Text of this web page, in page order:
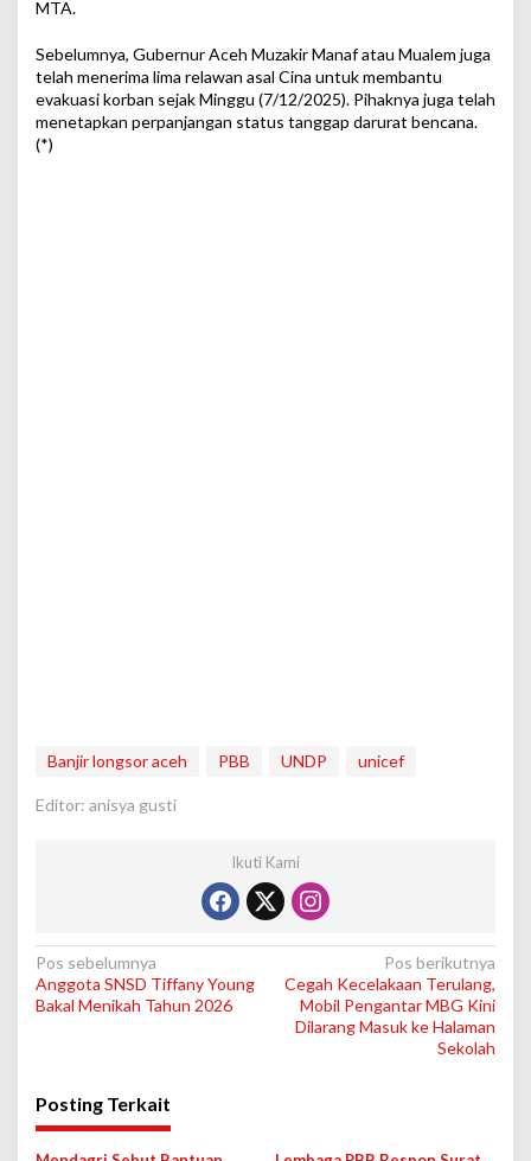
MTA.
Sebelumnya, Gubernur Aceh Muzakir Manaf atau Mualem juga
telah menerima lima relawan asal Cina untuk membantu
evakuasi korban sejak Minggu (7/12/2025). Pihaknya juga telah
menetapkan perpanjangan status tanggap darurat bencana.
(*)
Banjir longsor aceh PBB UNDP unicef
Editor: anisya gusti
Ikuti Kami
N
a
g
a
Pos sebelumnya
Anggota SNSD Tiffany Young
Bakal Menikah Tahun 2026
Pos berikutnya
Cegah Kecelakaan Terulang,
Mobil Pengantar MBG Kini
Dilarang Masuk ke Halaman
Sekolah
Posting Terkait